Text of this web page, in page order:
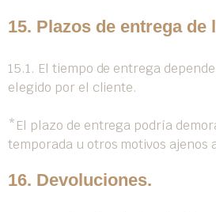
15. Plazos de entrega
15.1. El tiempo de entrega
elegido por el cliente.
*El plazo de entrega podría
temporada u otros motivos ajenos
16. Devoluciones.